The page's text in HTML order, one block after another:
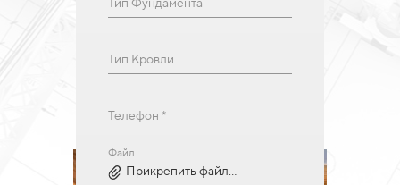
Тип Кровли
Телефон *
Файл
Прикрепить файл...